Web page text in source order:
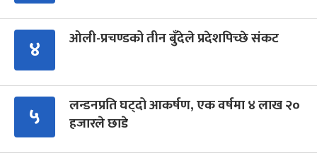
४ ओली-प्रचण्डको तीन बुँदेले प्रदेशपिच्छे संकट
५
लन्डनप्रति घट्दो आकर्षण, एक वर्षमा ४ लाख २०
हजारले छाडे